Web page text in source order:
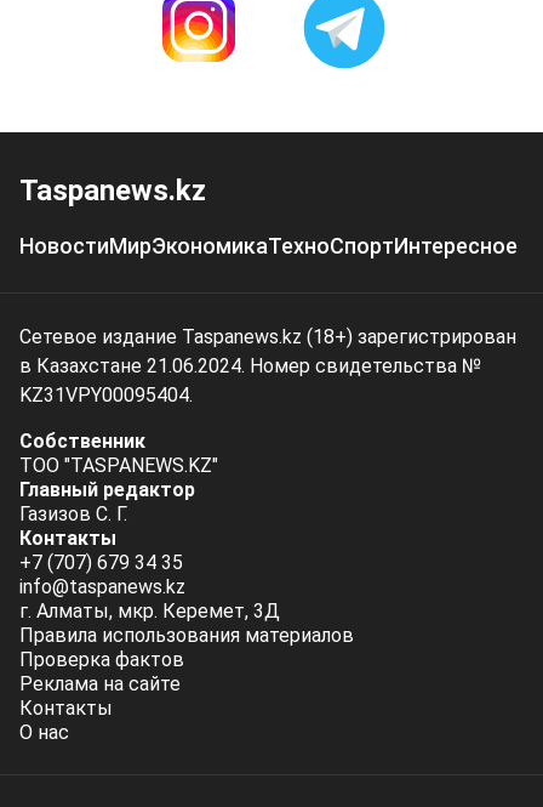
Taspanews.kz
НовостиМирЭкономикаТехноСпортИнтересное
Сетевое издание Taspanews.kz (18+) зарегистрирован
в Казахстане 21.06.2024. Номер свидетельства №
KZ31VPY00095404.
Собственник
ТОО "TASPANEWS.KZ"
Главный редактор
Газизов С. Г.
Контакты
+7 (707) 679 34 35
info@taspanews.kz
г. Алматы, мкр. Керемет, 3Д
Правила использования материалов
Проверка фактов
Реклама на сайте
Контакты
О нас